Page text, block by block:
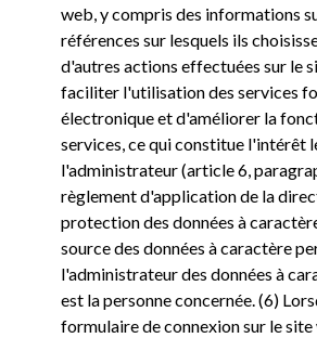
web, y compris des informations
références sur lesquels ils
d'autres actions effectuées sur le
faciliter l'utilisation des services
électronique et d'améliorer la
services, ce qui constitue l'intérêt
l'administrateur (article 6,
règlement d'application de la
protection des données à
source des données à caractère
l'administrateur des données à
est la personne concernée. (6)
formulaire de connexion sur le